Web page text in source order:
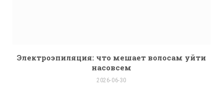
Электроэпиляция: что мешает волосам уйти
насовсем
2026-06-30